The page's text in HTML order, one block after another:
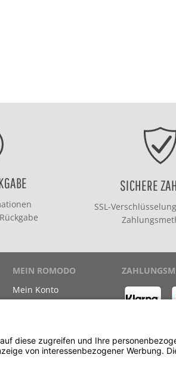
Rückgabe
SICHERE
SSL-
MEIN ROMODO
Mein Konto